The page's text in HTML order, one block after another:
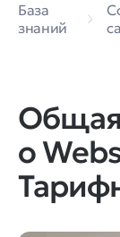
База
знаний
о